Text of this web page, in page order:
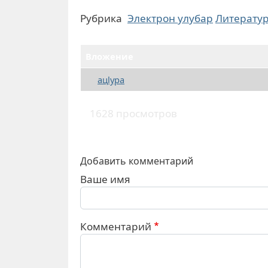
Рубрика Электрон улубар
ацlура
1628 просмотров
Добавить комментарий
Ваше имя
Комментарий